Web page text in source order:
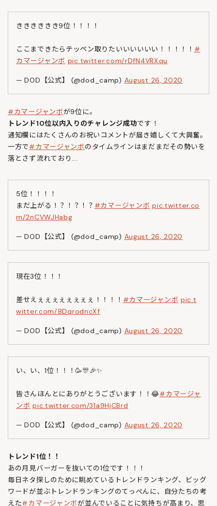
きききききき9位！！！！
ここまできたらテッペン取りたいいいいいい！！！！！ #
カマージャンボ pic.twitter.com/rDfN4VRXqu
— DOD【公式】 (@dod_camp) August 26, 2020
#カマージャンボが9位に。
トレンド10位以内入りのチャレンジ成功です！
通知欄にはたくさんのお祝いコメントが届き嬉しくて大興奮。
一方で#カマージャンボのタイムラインはまだまだその勢いを
落とさず流れており….
5位！！！！
まだ上がる！？！？！？ #カマージャンボ pic.twitter.co
m/2nCVWJHabg
— DOD【公式】 (@dod_camp) August 26, 2020
現在3位！！！
差せえぇぇぇぇぇぇぇぇ！！！！ #カマージャンボ pic.t
witter.com/BDqrodncXf
— DOD【公式】 (@dod_camp) August 26, 2020
い、い、1位！！！🥳🎊🎉✨
皆さんほんとにありがとうございます！！😂#カマージャ
ンボ pic.twitter.com/31a9HjCBrd
— DOD【公式】 (@dod_camp) August 26, 2020
トレンド1位！！
あの月見バーガーを抜いての1位です！！！
毎日ネタ探しのために眺めているトレンドランキング、ビッグ
ワードが並ぶトレンドランキングのてっぺんに、自分たちの考
えた#カマージャンボが並んでいることに気持ちが高まり、思